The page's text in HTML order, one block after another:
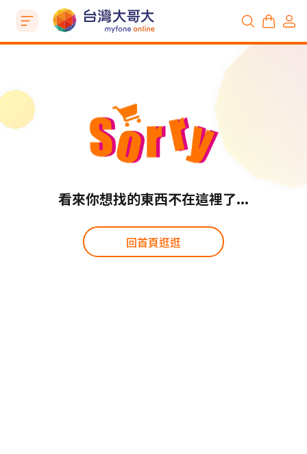
看來你想找的東西不在這裡了...
回首頁逛逛